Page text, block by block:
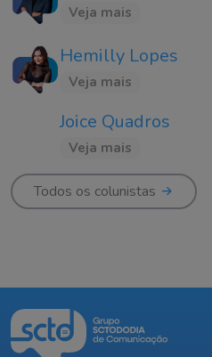
Veja mais
Hemilly Lopes
Veja mais
Joice Quadros
Veja mais
Todos os colunistas